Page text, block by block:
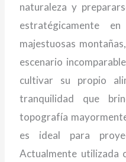
naturaleza y
estratégicamente
majestuosas
escenario
cultivar su propio
tranquilidad que
topografía
es ideal para
Actualmente utilizada